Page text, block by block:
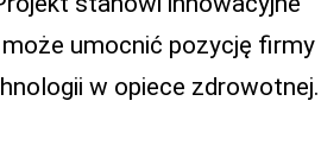
umocnić pozycję firmy
w opiece zdrowotnej.